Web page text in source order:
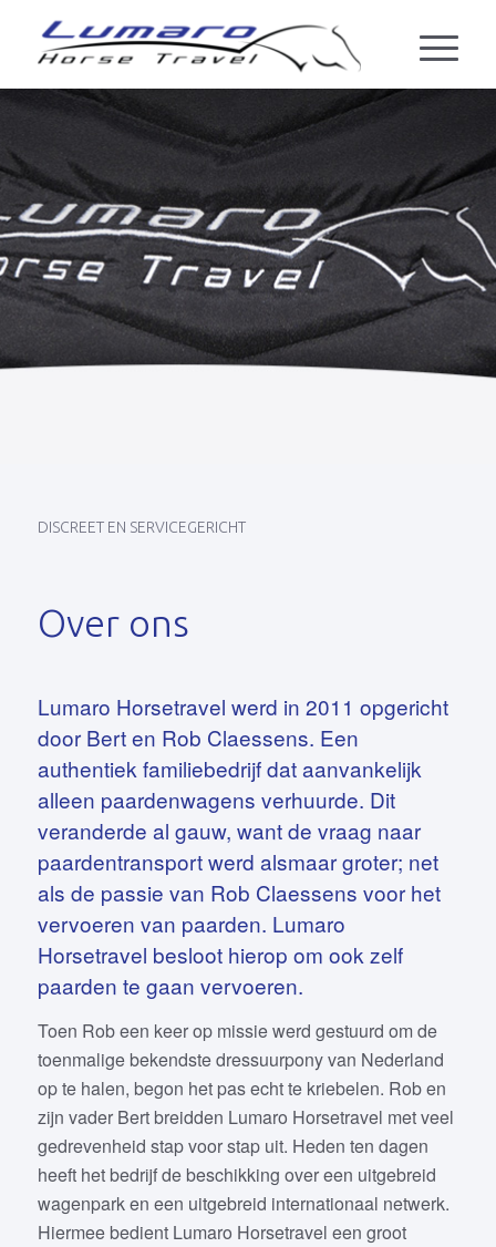
DISCREET EN SERVICEGERICHT
Over ons
Lumaro Horsetravel werd in 2011 opgericht
door Bert en Rob Claessens. Een
authentiek familiebedrijf dat aanvankelijk
alleen paardenwagens verhuurde. Dit
veranderde al gauw, want de vraag naar
paardentransport werd alsmaar groter; net
als de passie van Rob Claessens voor het
vervoeren van paarden. Lumaro
Horsetravel besloot hierop om ook zelf
paarden te gaan vervoeren.
Toen Rob een keer op missie werd gestuurd om de
toenmalige bekendste dressuurpony van Nederland
op te halen, begon het pas echt te kriebelen. Rob en
zijn vader Bert breidden Lumaro Horsetravel met veel
gedrevenheid stap voor stap uit. Heden ten dagen
heeft het bedrijf de beschikking over een uitgebreid
wagenpark en een uitgebreid internationaal netwerk.
Hiermee bedient Lumaro Horsetravel een groot